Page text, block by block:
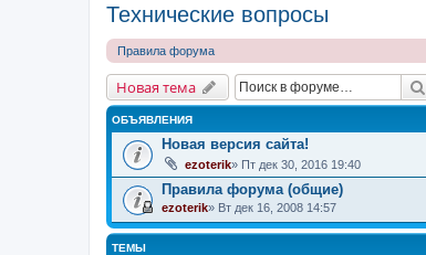
Технические вопросы
Правила форума
Новая тема
ОБЪЯВЛЕНИЯ
Новая версия сайта!
ezoterik» Пт дек 30, 2016 19:40
Правила форума (общие)
ezoterik» Вт дек 16, 2008 14:57
ТЕМЫ